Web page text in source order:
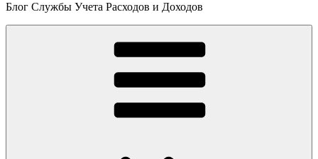
Блог Службы Учета Расходов и Доходов